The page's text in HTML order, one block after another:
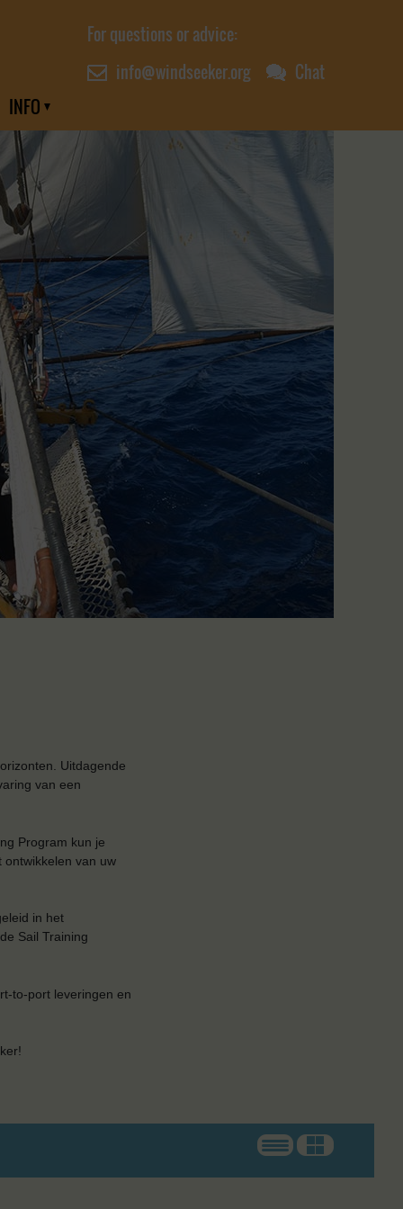
For questions or advice:
info@windseeker.org
Chat
INFO
Uitdagende
van een
Program kun je
ontwikkelen van uw
in het
Sail Training
to-port leveringen en